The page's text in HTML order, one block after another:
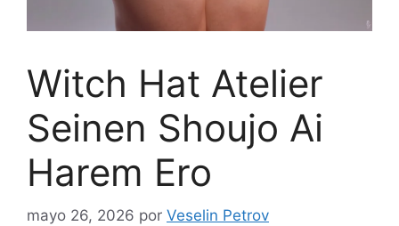
Witch Hat Atelier
Seinen Shoujo Ai
Harem Ero
mayo 26, 2026 por Veselin Petrov